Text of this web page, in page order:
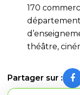
170
théâtre,
Partager sur :